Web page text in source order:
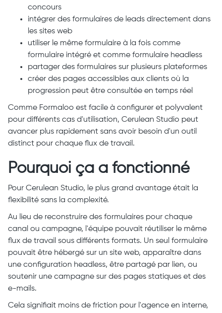
concours
intégrer des formulaires de leads directement dans
les sites web
utiliser le même formulaire à la fois comme
formulaire intégré et comme formulaire headless
partager des formulaires sur plusieurs plateformes
créer des pages accessibles aux clients où la
progression peut être consultée en temps réel
Comme Formaloo est facile à configurer et polyvalent
pour différents cas d'utilisation, Cerulean Studio peut
avancer plus rapidement sans avoir besoin d'un outil
distinct pour chaque flux de travail.
Pourquoi ça a fonctionné
Pour Cerulean Studio, le plus grand avantage était la
flexibilité sans la complexité.
Au lieu de reconstruire des formulaires pour chaque
canal ou campagne, l'équipe pouvait réutiliser le même
flux de travail sous différents formats. Un seul formulaire
pouvait être hébergé sur un site web, apparaître dans
une configuration headless, être partagé par lien, ou
soutenir une campagne sur des pages statiques et des
e-mails.
Cela signifiait moins de friction pour l'agence en interne,